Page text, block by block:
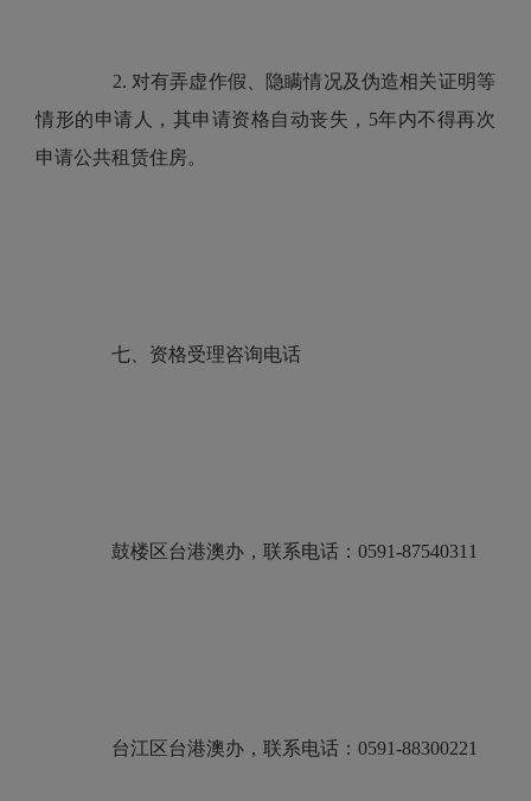
2. 对有弄虚作假、隐瞒情况及伪造相关证明等
情形的申请人，其申请资格自动丧失，5年内不得再次
申请公共租赁住房。
七、资格受理咨询电话
鼓楼区台港澳办，联系电话：0591-87540311
台江区台港澳办，联系电话：0591-88300221